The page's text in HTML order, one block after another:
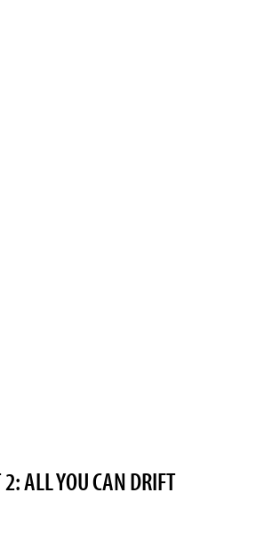
ALL YOU CAN DRIFT